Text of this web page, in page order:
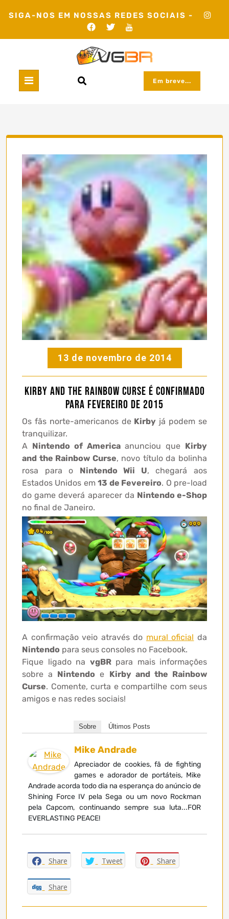
SIGA-NOS EM NOSSAS REDES SOCIAIS -
Em breve...
13 de novembro de 2014
Kirby and the Rainbow Curse é confirmado
para Fevereiro de 2015
Os fãs norte-americanos de Kirby já podem se
tranquilizar.
A Nintendo of Americaanunciou que Kirby
and the Rainbow Curse, novo título da bolinha
rosa para o Nintendo Wii U, chegará aos
Estados Unidos em13 de Fevereiro. O pre-load
do game deverá aparecer da Nintendo e-Shop
no final de Janeiro.
A confirmação veio através do mural oficial da
Nintendo para seus consoles no Facebook.
Fique ligado na vgBRpara mais informações
sobre a Nintendo e Kirby and the Rainbow
Curse. Comente, curta e compartilhe com seus
amigos e nas redes sociais!
Sobre Últimos Posts
Mike Andrade
Apreciador de cookies, fã de fighting
games e adorador de portáteis, Mike
Andrade acorda todo dia na esperança do anúncio de
Shining Force IV pela Sega ou um novo Rockman
pela Capcom, continuando sempre sua luta...FOR
EVERLASTING PEACE!
Share Tweet Share
Share